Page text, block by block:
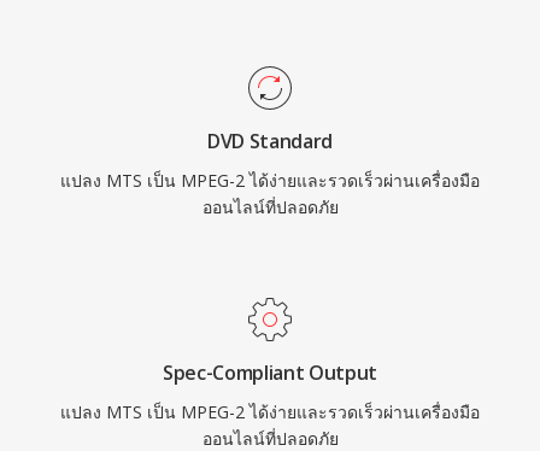
จัดเก็บอย่าง DVD MPEG-2 รองรับความละเอียด
สูงสุดถึง 1920x1152 ใน Main Profile at High
Level โดยบิตเรตสูงสุด 80 Mbps ในการกำหนดค่า
ระดับมืออาชีพ แม้ว่าตัวแปลงสัญญาณใหม่อย่าง
H.264 และ HEVC จะมีประสิทธิภาพการบีบอัดที่ดี
และแผ่น DVD หลายพันล้านแผ่นที่เผยแพร่ทั่วโลก
DVD Standard
แปลง MTS เป็น MPEG-2 ได้ง่ายและรวดเร็วผ่านเครื่องมือ
ออนไลน์ที่ปลอดภัย
Spec-Compliant Output
แปลง MTS เป็น MPEG-2 ได้ง่ายและรวดเร็วผ่านเครื่องมือ
ออนไลน์ที่ปลอดภัย